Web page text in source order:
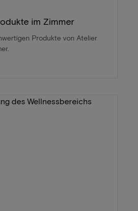
im Zimmer
Produkte von Atelier